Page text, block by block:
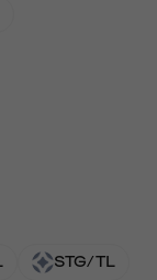
STG/TL